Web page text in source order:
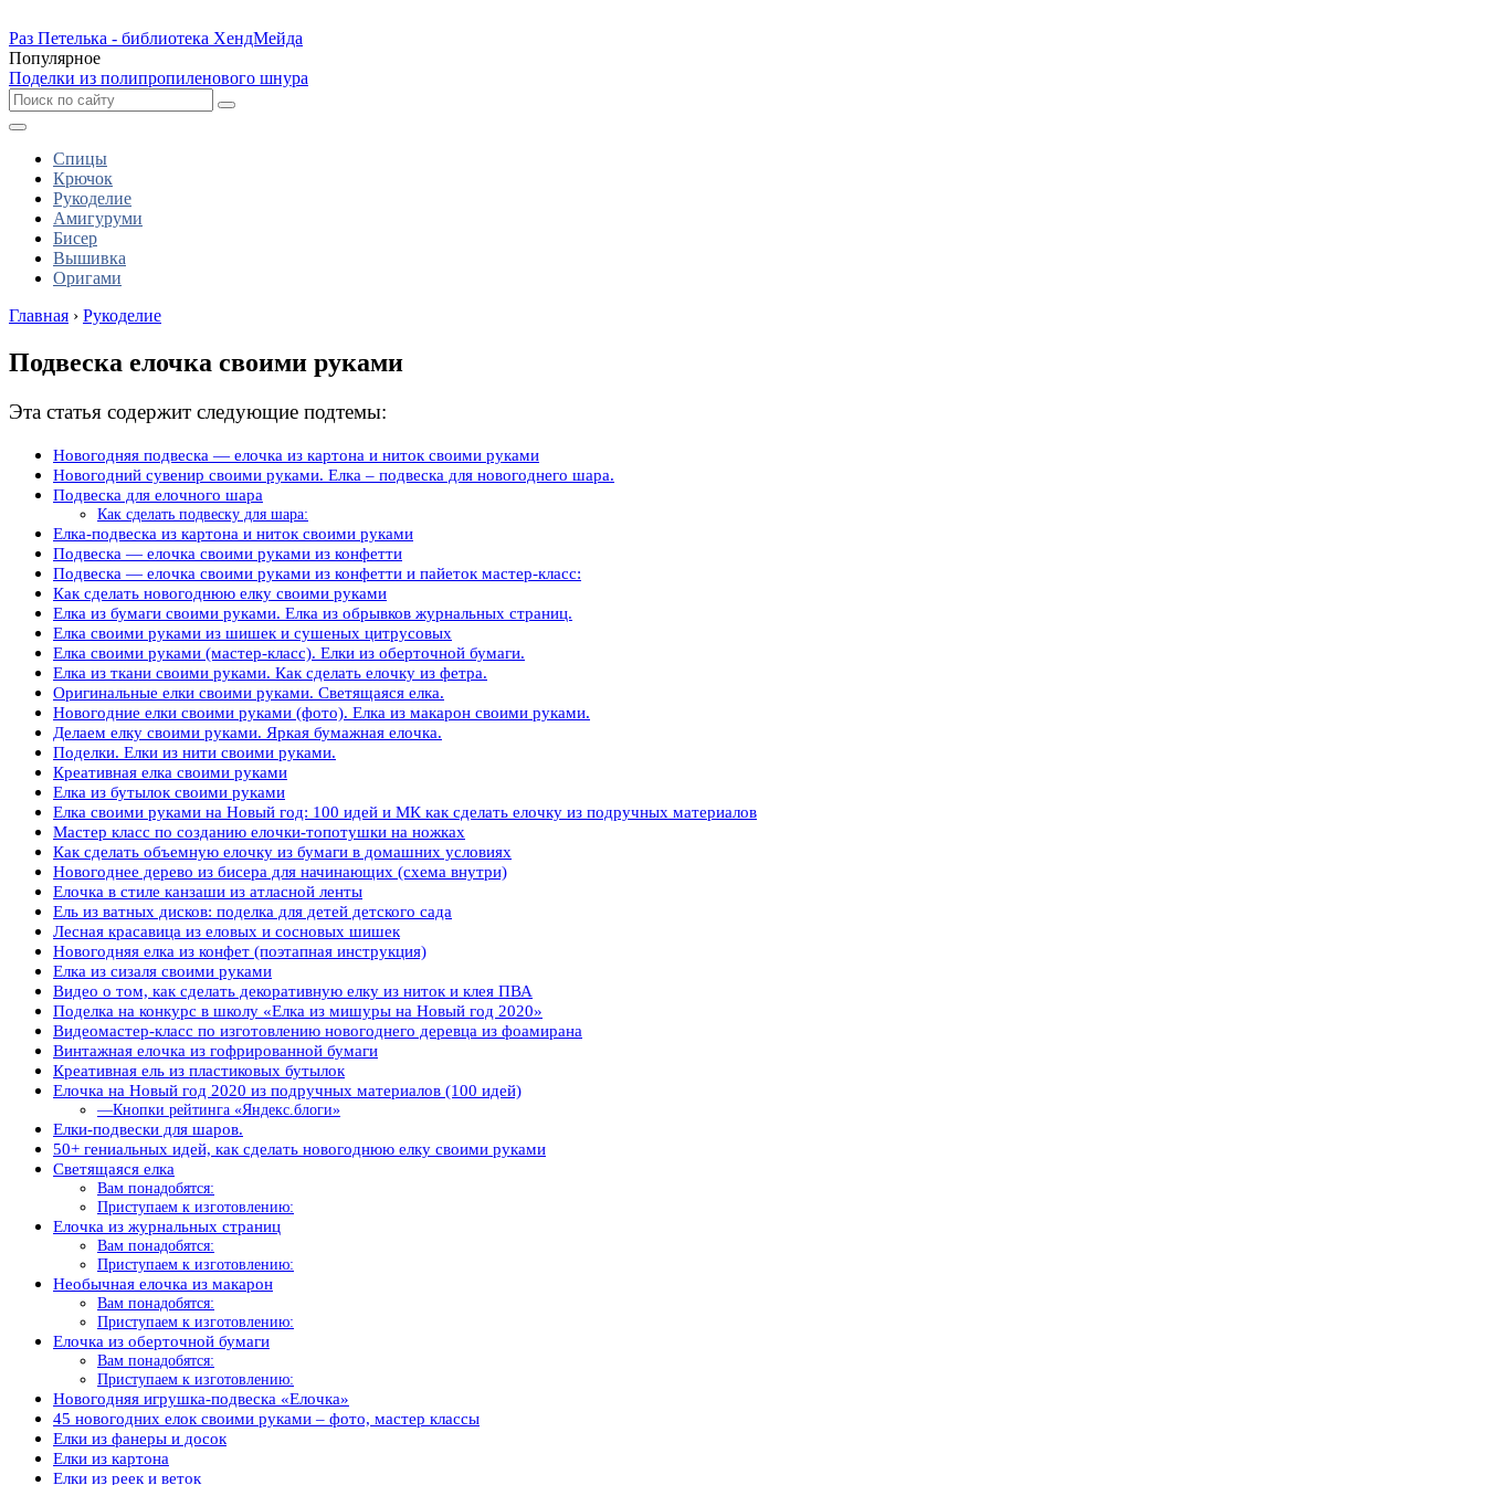
Раз Петелька - библиотека ХендМейда
Популярное
Поделки из полипропиленового шнура
Спицы
Крючок
Рукоделие
Амигуруми
Бисер
Вышивка
Оригами
Главная › Рукоделие
Подвеска елочка своими руками
Эта статья содержит следующие подтемы:
Новогодняя подвеска — елочка из картона и ниток своими руками
Новогодний сувенир своими руками. Елка – подвеска для новогоднего шара.
Подвеска для елочного шара
Как сделать подвеску для шара:
Елка-подвеска из картона и ниток своими руками
Подвеска — елочка своими руками из конфетти
Подвеска — елочка своими руками из конфетти и пайеток мастер-класс:
Как сделать новогоднюю елку своими руками
Елка из бумаги своими руками. Елка из обрывков журнальных страниц.
Елка своими руками из шишек и сушеных цитрусовых
Елка своими руками (мастер-класс). Елки из оберточной бумаги.
Елка из ткани своими руками. Как сделать елочку из фетра.
Оригинальные елки своими руками. Светящаяся елка.
Новогодние елки своими руками (фото). Елка из макарон своими руками.
Делаем елку своими руками. Яркая бумажная елочка.
Поделки. Елки из нити своими руками.
Креативная елка своими руками
Елка из бутылок своими руками
Елка своими руками на Новый год: 100 идей и МК как сделать елочку из подручных материалов
Мастер класс по созданию елочки-топотушки на ножках
Как сделать объемную елочку из бумаги в домашних условиях
Новогоднее дерево из бисера для начинающих (схема внутри)
Елочка в стиле канзаши из атласной ленты
Ель из ватных дисков: поделка для детей детского сада
Лесная красавица из еловых и сосновых шишек
Новогодняя елка из конфет (поэтапная инструкция)
Елка из сизаля своими руками
Видео о том, как сделать декоративную елку из ниток и клея ПВА
Поделка на конкурс в школу «Елка из мишуры на Новый год 2020»
Видеомастер-класс по изготовлению новогоднего деревца из фоамирана
Винтажная елочка из гофрированной бумаги
Креативная ель из пластиковых бутылок
Елочка на Новый год 2020 из подручных материалов (100 идей)
—Кнопки рейтинга «Яндекс.блоги»
Елки-подвески для шаров.
50+ гениальных идей, как сделать новогоднюю елку своими руками
Светящаяся елка
Вам понадобятся:
Приступаем к изготовлению:
Елочка из журнальных страниц
Вам понадобятся:
Приступаем к изготовлению:
Необычная елочка из макарон
Вам понадобятся:
Приступаем к изготовлению:
Елочка из оберточной бумаги
Вам понадобятся:
Приступаем к изготовлению:
Новогодняя игрушка-подвеска «Елочка»
45 новогодних елок своими руками – фото, мастер классы
Елки из фанеры и досок
Елки из картона
Елки из реек и веток